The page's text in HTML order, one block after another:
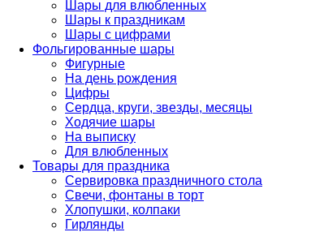
Шары для влюбленных
Шары к праздникам
Шары с цифрами
Фольгированные шары
Фигурные
На день рождения
Цифры
Сердца, круги, звезды, месяцы
Ходячие шары
На выписку
Для влюбленных
Товары для праздника
Сервировка праздничного стола
Свечи, фонтаны в торт
Хлопушки, колпаки
Гирлянды